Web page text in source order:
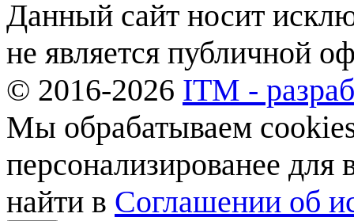
Данный сайт носит
не является публичной
© 2016-2026 ITM -
Мы обрабатываем
персонализированее
найти в Соглашении об